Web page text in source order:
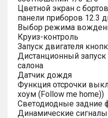
Цветной экран с
панели приборов 12.3
Выбор режима
Круиз-контроль
Запуск двигателя
Дистанционный запуск
салона
Датчик дождя
Функция отсрочки
хоум (Follow me home))
Светодиодные задние
Динамические